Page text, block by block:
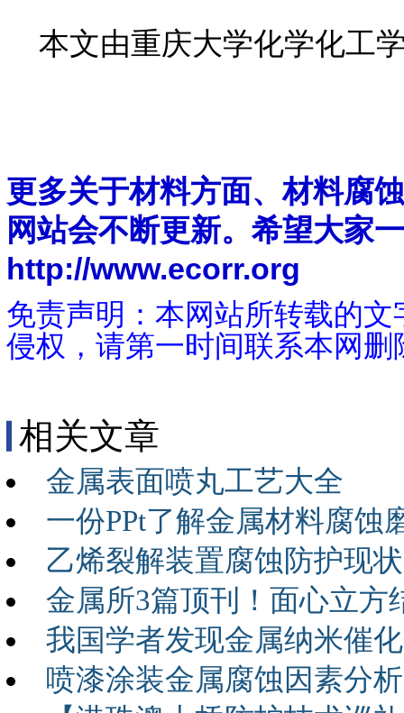
本文由重庆大学化学化工
更多关于材料方面、材料腐
网站会不断更新。希望大家
http://www.ecorr.org
免责声明：本网站所转载的
侵权，请第一时间联系本网删
相关文章
金属表面喷丸工艺大全
一份PPt了解金属材料腐蚀
乙烯裂解装置腐蚀防护现状
金属所3篇顶刊！面心立方
我国学者发现金属纳米催
喷漆涂装金属腐蚀因素分析